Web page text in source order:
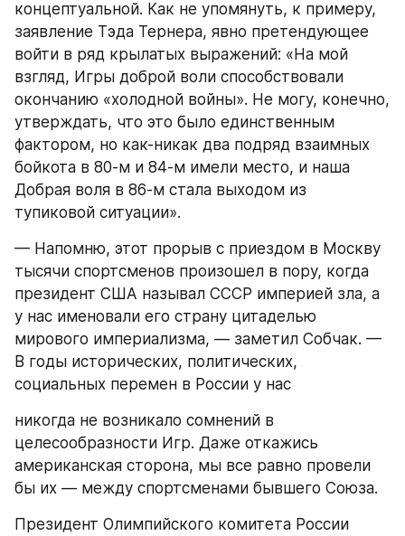
концептуальной. Как не упомянуть, к примеру,
заявление Тэда Тернера, явно претендующее
войти в ряд крылатых выражений: «На мой
взгляд, Игры доброй воли способствовали
окончанию «холодной войны». Не могу, конечно,
утверждать, что это было единственным
фактором, но как-никак два подряд взаимных
бойкота в 80-м и 84-м имели место, и наша
Добрая воля в 86-м стала выходом из
тупиковой ситуации».
— Напомню, этот прорыв с приездом в Москву
тысячи спортсменов произошел в пору, когда
президент США называл СССР империей зла, а
у нас именовали его страну цитаделью
мирового империализма, — заметил Собчак. —
В годы исторических, политических,
социальных перемен в России у нас
никогда не возникало сомнений в
целесообразности Игр. Даже откажись
американская сторона, мы все равно провели
бы их — между спортсменами бывшего Союза.
Президент Олимпийского комитета России